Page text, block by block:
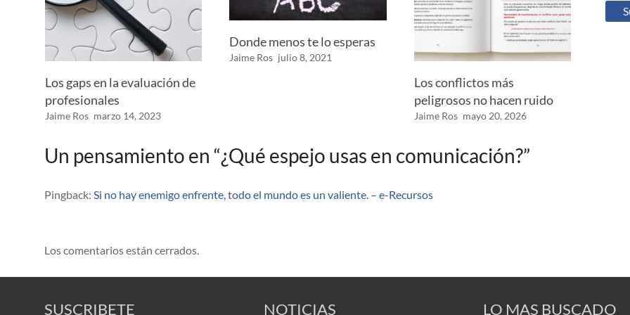
Los gaps en la evaluación de
profesionales
Jaime Ros marzo 14, 2023
Donde menos te lo esperas
Jaime Ros julio 8, 2021
Los conflictos más
peligrosos no hacen ruido
Jaime Ros mayo 20, 2026
Un pensamiento en “¿Qué espejo usas en comunicación?”
Pingback: Si no hay enemigo enfrente, todo el mundo es un valiente. – e-Recursos
Los comentarios están cerrados.
SUSCRIBETE NOTICIAS LO MAS BUSCADO